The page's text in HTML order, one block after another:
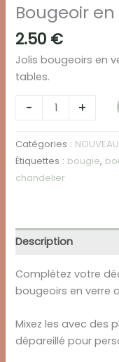
Bougeoir
2.50 €
Jolis bougeoirs en
tables.
-
quantité
Bougeoir
en
verre
+
Catégories :
Étiquettes : bougie,
chandelier
Description
Complétez votre
bougeoirs en verre
Mixez les avec des
dépareillé pour